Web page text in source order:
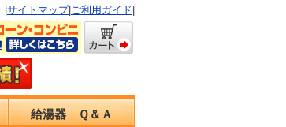
サイトマップ| ご利用ガイド
給湯器 Ｑ＆Ａ